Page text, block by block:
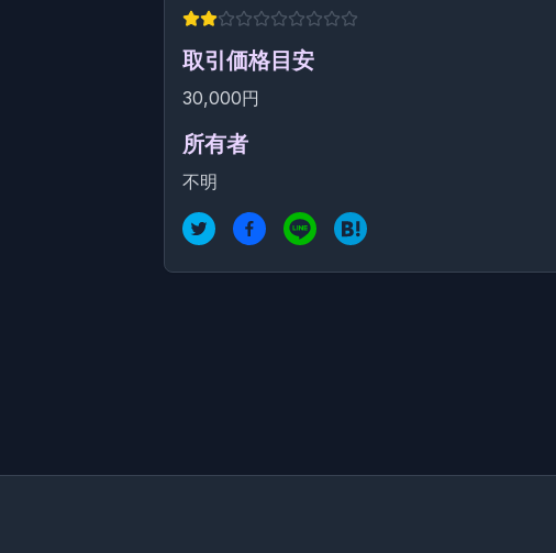
取引価格目安
30,000円
所有者
不明